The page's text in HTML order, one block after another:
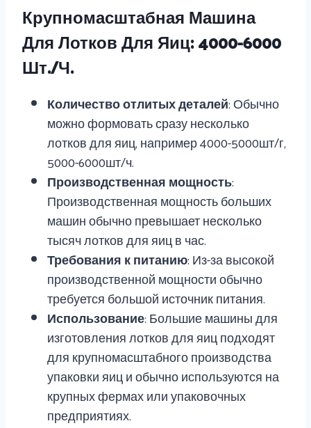
Крупномасштабная Машина
Для Лотков Для Яиц: 4000-6000
Шт./ч.
Количество отлитых деталей: Обычно
можно формовать сразу несколько
лотков для яиц, например 4000-5000шт/г,
5000-6000шт/ч.
Производственная мощность:
Производственная мощность больших
машин обычно превышает несколько
тысяч лотков для яиц в час.
Требования к питанию: Из-за высокой
производственной мощности обычно
требуется большой источник питания.
Использование: Большие машины для
изготовления лотков для яиц подходят
для крупномасштабного производства
упаковки яиц и обычно используются на
крупных фермах или упаковочных
предприятиях.